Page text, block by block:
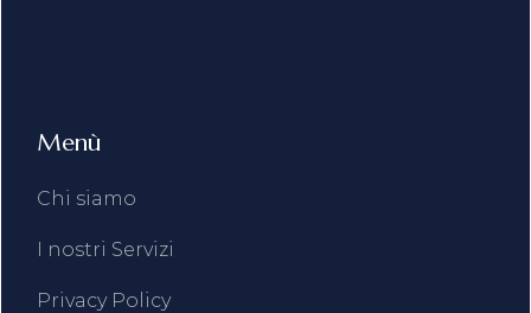
Menù
Chi siamo
I nostri Servizi
Privacy Policy